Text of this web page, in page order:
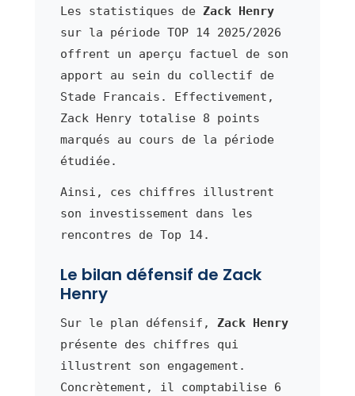
Les statistiques de Zack Henry
sur la période TOP 14 2025/2026
offrent un aperçu factuel de son
apport au sein du collectif de
Stade Francais. Effectivement,
Zack Henry totalise 8 points
marqués au cours de la période
étudiée.
Ainsi, ces chiffres illustrent
son investissement dans les
rencontres de Top 14.
Le bilan défensif de Zack
Henry
Sur le plan défensif, Zack Henry
présente des chiffres qui
illustrent son engagement.
Concrètement, il comptabilise 6